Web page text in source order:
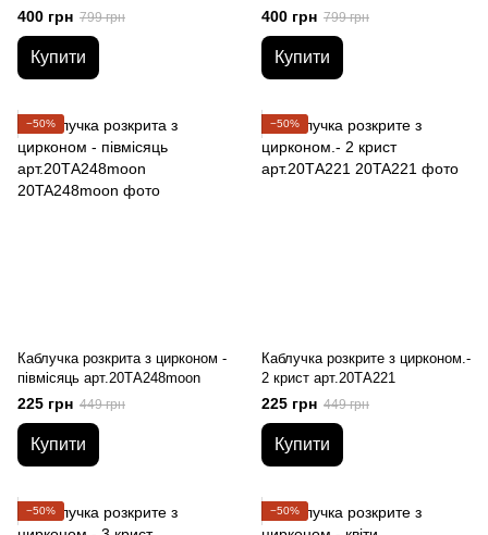
400 грн 799 грн
Купити
400 грн 799 грн
Купити
−50%
Каблучка розкрита з цирконом -
півмісяць арт.20ТA248moon
225 грн 449 грн
Купити
−50%
Каблучка розкрите з цирконом.-
2 крист арт.20ТА221
225 грн 449 грн
Купити
−50% −50%